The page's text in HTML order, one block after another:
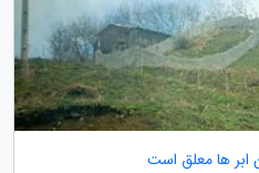
ابر ها معلق است